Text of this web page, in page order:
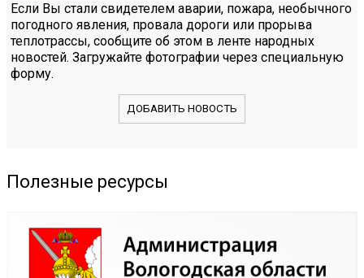
Если Вы стали свидетелем аварии, пожара, необычного
погодного явления, провала дороги или прорыва
теплотрассы, сообщите об этом в ленте народных
новостей. Загружайте фотографии через специальную
форму.
ДОБАВИТЬ НОВОСТЬ
Полезные ресурсы